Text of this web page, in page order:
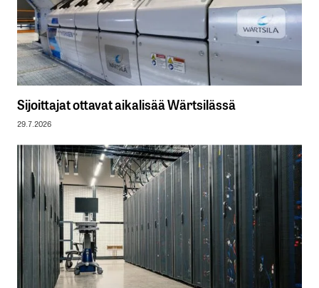
Sijoittajat ottavat aikalisää Wärtsilässä
29.7.2026